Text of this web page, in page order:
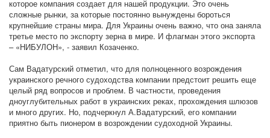
которое компания создает для нашей продукции. Это очень
сложные рынки, за которые постоянно вынуждены бороться
крупнейшие страны мира. Для Украины очень важно, что она заняла
третье место по экспорту зерна в мире. И флагман этого экспорта
– «НИБУЛОН», - заявил Козаченко.
Сам Вадатурский отметил, что для полноценного возрождения
украинского речного судоходства компании предстоит решить еще
целый ряд вопросов и проблем. В частности, проведения
дноуглубительных работ в украинских реках, прохождения шлюзов
и много других. Но, подчеркнул А.Вадатурский, его компании
приятно быть пионером в возрождении судоходной Украины.